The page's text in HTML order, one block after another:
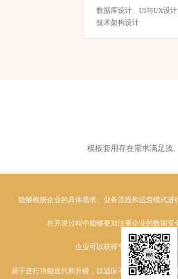
数据库设计、 UI与UX设计
技术架构设计
模板套用存在需求满足浅
能够根据企业的具体需求、业务流程和运营模式进
在开发过程中能够更加注重企业的数据安
企业可以获得专业的技术支持和
易于进行功能迭代和升级，以适应不断变化的市场需